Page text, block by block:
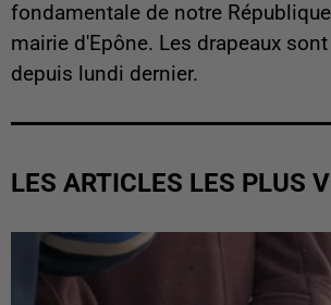
fondamentale de notre
mairie d'Epône. Les drapeaux
depuis lundi dernier.
LES ARTICLES LES PLUS